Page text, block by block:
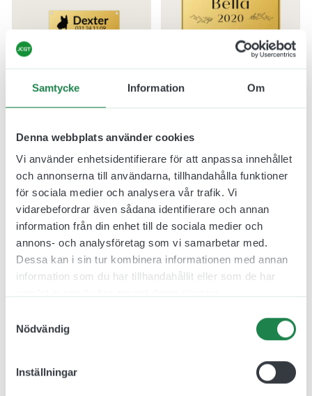
Samtycke Information Om
Denna webbplats använder cookies
Vi använder enhetsidentifierare för att anpassa innehållet
och annonserna till användarna, tillhandahålla funktioner
för sociala medier och analysera vår trafik. Vi
vidarebefordrar även sådana identifierare och annan
information från din enhet till de sociala medier och
annons- och analysföretag som vi samarbetar med.
Dessa kan i sin tur kombinera informationen med annan
information som du har tillhandahållit eller som de har
Nödvändig
Inställningar
Burskylt Sittande hund i
jcgt947
274.00 kr
Inkl. moms
Designa skylt
Boxskylt Hästsko i
1171.00 kr
Inkl. moms
Designa skylt
Slipkit för mässing